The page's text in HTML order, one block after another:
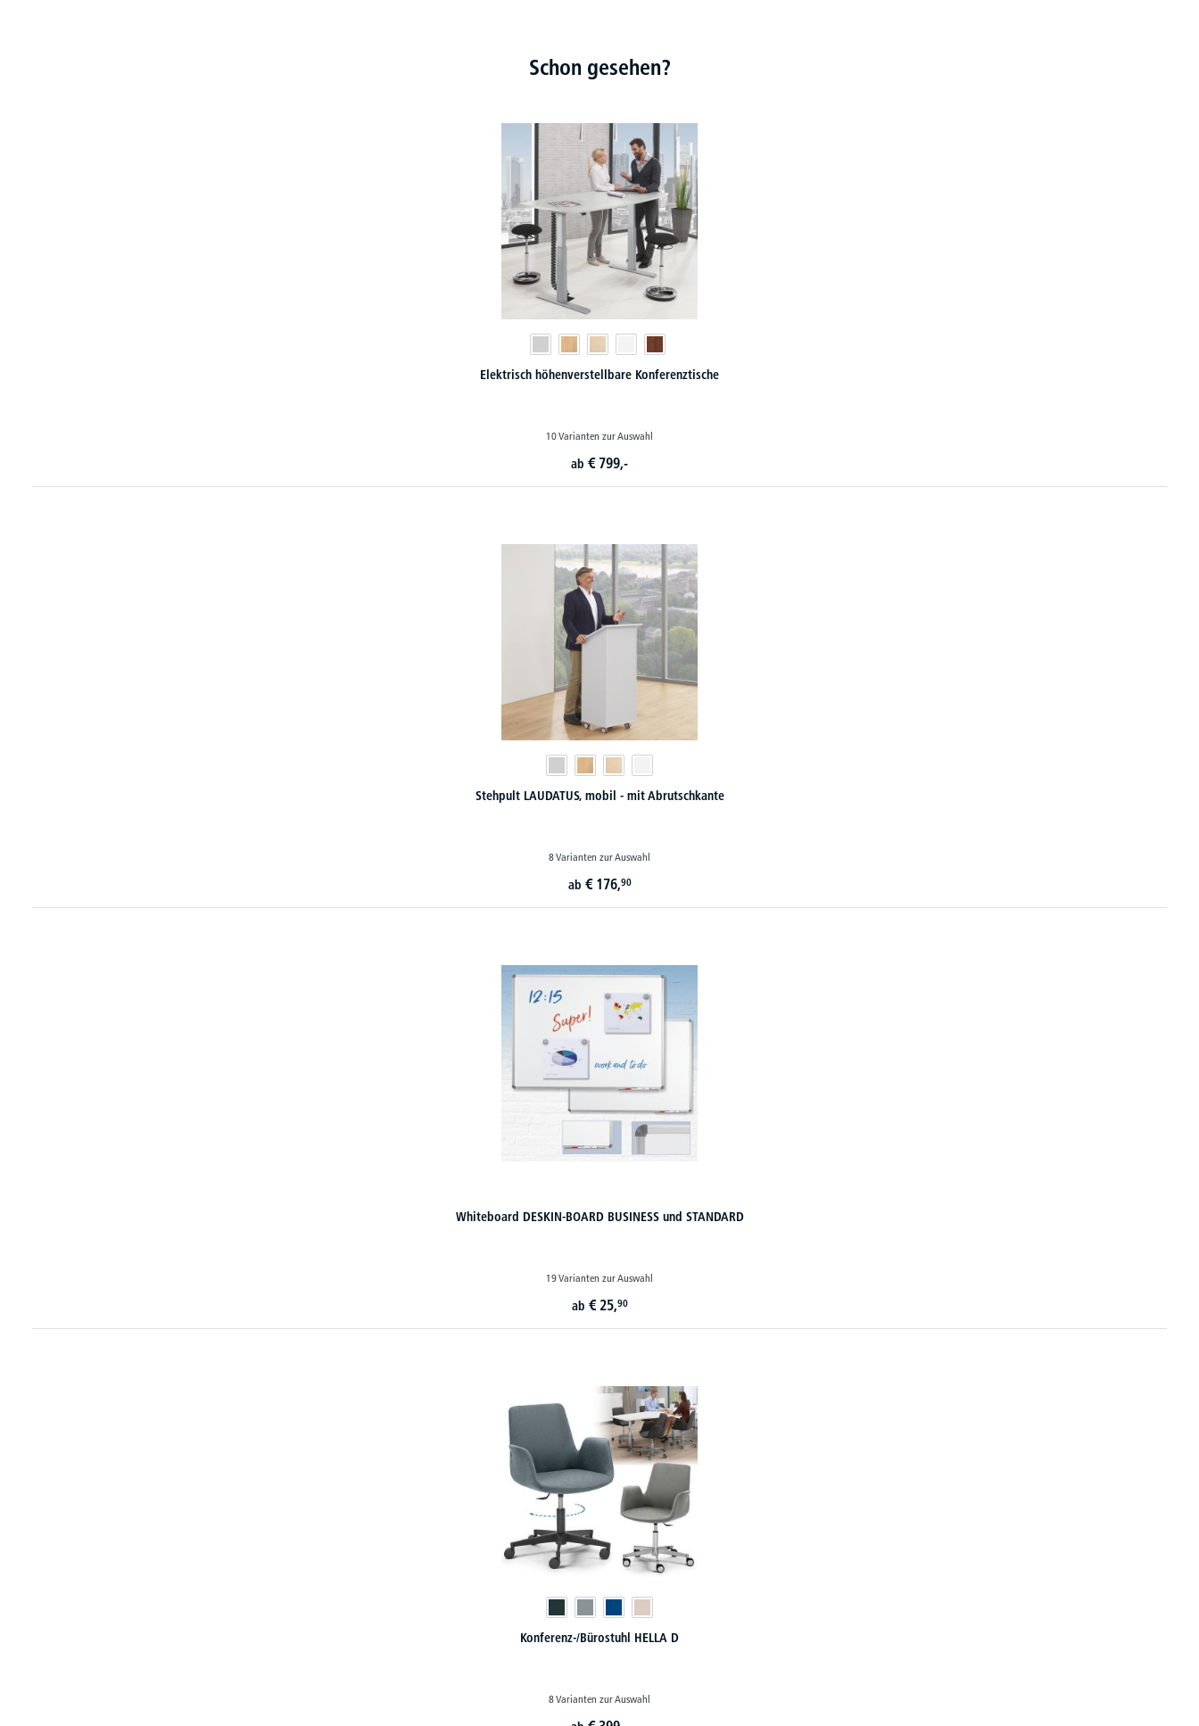
Schon gesehen?
Elektrisch höhenverstellbare Konferenztische
10 Varianten zur Auswahl
ab € 799,-
Stehpult LAUDATUS, mobil - mit Abrutschkante
8 Varianten zur Auswahl
ab € 176,90
Whiteboard DESKIN-BOARD BUSINESS und STANDARD
19 Varianten zur Auswahl
ab € 25,90
Konferenz-/Bürostuhl HELLA D
8 Varianten zur Auswahl